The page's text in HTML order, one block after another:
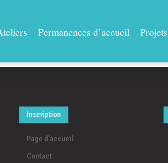
Permanences d’accueil Projets
Inscription
Page d'accueil
Contact